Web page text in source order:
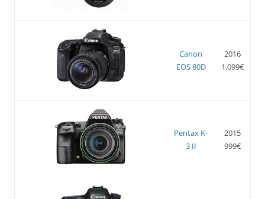
Canon
EOS 80D
2016
1.099€
Pentax K-
3 II
2015
999€